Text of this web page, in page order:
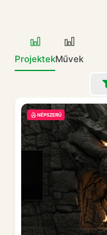
ProjektekMűvek
NÉPSZERŰ